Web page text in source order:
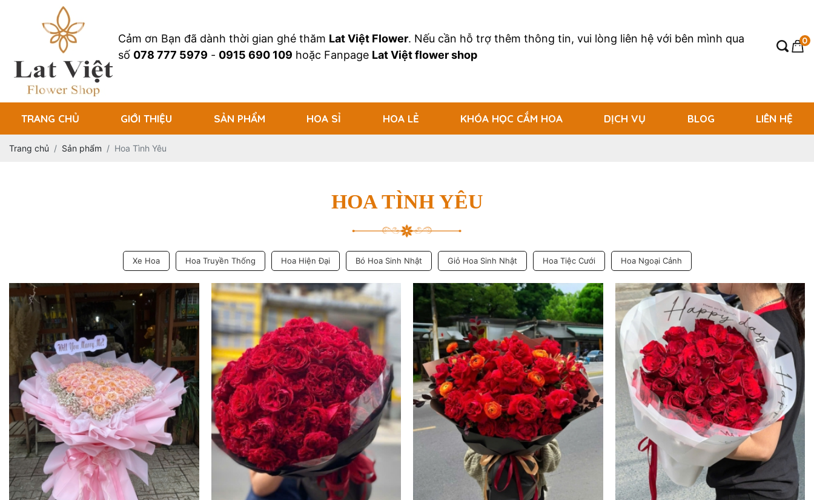
Cảm ơn Bạn đã dành thời gian ghé thăm Lat Việt Flower. Nếu cần hỗ trợ thêm thông tin, vui lòng liên hệ với bên mình qua
số 078 777 5979 - 0915 690 109 hoặc Fanpage Lat Việt flower shop
0
TRANG CHỦ GIỚI THIỆU SẢN PHẨM HOA SỈ HOA LẺ KHÓA HỌC CẮM HOA DỊCH VỤ BLOG LIÊN HỆ
Trang chủ Sản phẩm Hoa Tình Yêu
HOA TÌNH YÊU
Xe Hoa Hoa Truyền Thống Hoa Hiện Đại Bó Hoa Sinh Nhật Giỏ Hoa Sinh Nhật Hoa Tiệc Cưới Hoa Ngoại Cảnh